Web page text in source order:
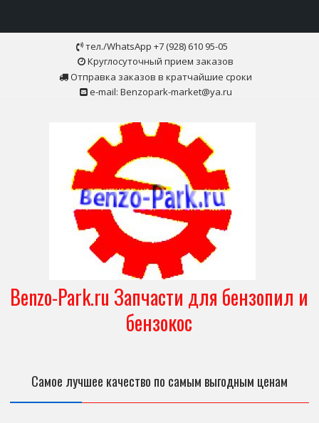
тел./WhatsApp +7 (928) 610 95-05
Круглосуточный прием заказов
Отправка заказов в кратчайшие сроки
e-mail: Benzopark-market@ya.ru
Benzo-Park.ru Запчасти для бензопил и
бензокос
Самое лучшее качество по самым выгодным ценам